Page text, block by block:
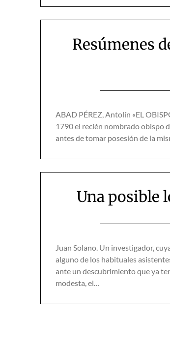
Resúmenes
ABAD PÉREZ, Antolín «EL
1790 el recién nombrado obispo
antes de tomar posesión de la
Una posible
Juan Solano. Un investigador,
alguno de los habituales
ante un descubrimiento que ya
modesta, el…